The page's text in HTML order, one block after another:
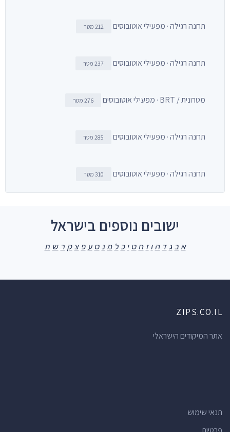
תחנה רגילה · מפעילי אוטובוסים 212 מטר
תחנה רגילה · מפעילי אוטובוסים 237 מטר
מטרונית / BRT · מפעילי אוטובוסים 276 מטר
תחנה רגילה · מפעילי אוטובוסים 285 מטר
תחנה רגילה · מפעילי אוטובוסים 310 מטר
ישובים נוספים בישראל
א ב ג ד ה ו ז ח ט י כ ל מ נ ס ע פ צ ק ר ש ת
ZIPS.CO.IL
אתר המיקודים הישראלי
תנאי שימוש